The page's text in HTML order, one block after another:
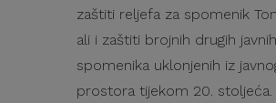
zaštiti reljefa za spomenik
ali i zaštiti brojnih drugih javnih
spomenika uklonjenih iz
prostora tijekom 20. stoljeća.